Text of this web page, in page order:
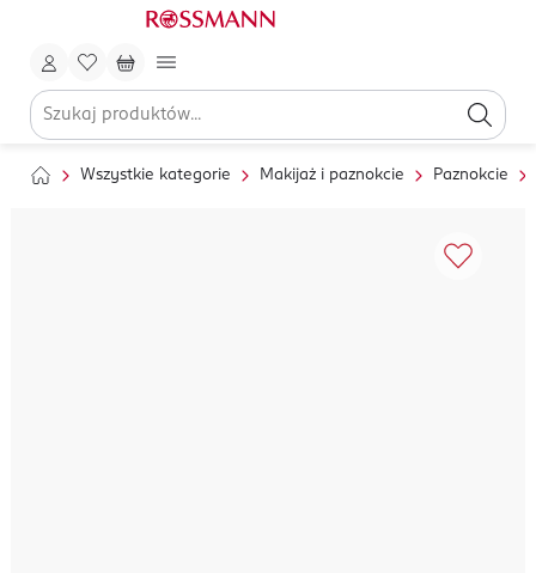
Wszystkie kategorie Makijaż i paznokcie Paznokcie